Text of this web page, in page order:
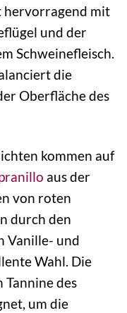
hervorragend mit
und der
Schweinefleisch.
die
Oberfläche des
kommen auf
aus der
von roten
durch den
Vanille- und
Wahl. Die
des
um die